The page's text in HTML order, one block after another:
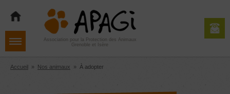
navigation
contenu
Aller
pied
de
Association pour la Protection des Animaux
Grenoble et Isère
Accueil » Nos animaux » À adopter